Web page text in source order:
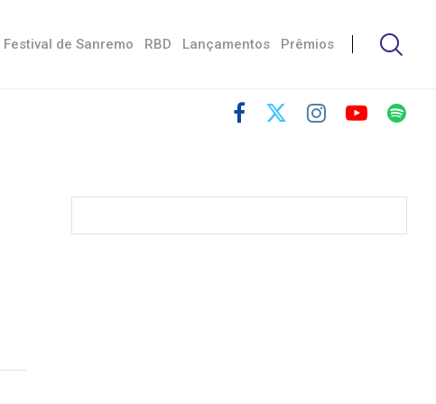
Festival de Sanremo RBD Lançamentos Prêmios